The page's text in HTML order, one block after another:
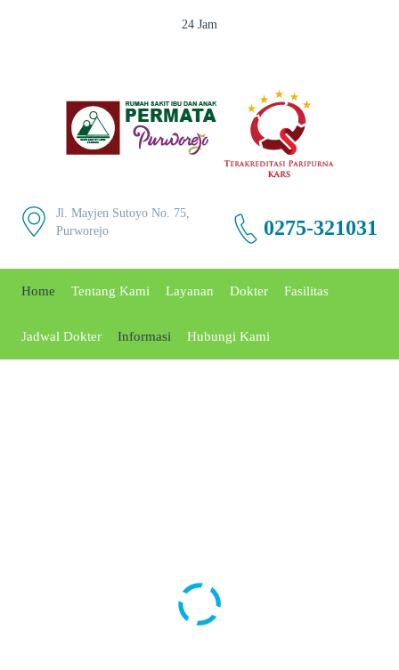
24 Jam
Jl. Mayjen Sutoyo No. 75,
Purworejo
0275-321031
Home Tentang Kami Layanan Dokter Fasilitas
Jadwal Dokter Informasi Hubungi Kami